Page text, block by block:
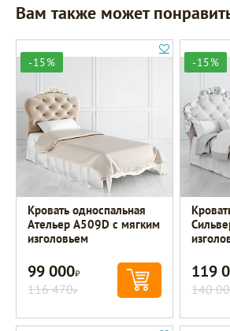
Вам также может
-15%
Кровать односпальная
Ательер A509D с мягким
изголовьем
99 000Р
116 470Р
-15%
119
140